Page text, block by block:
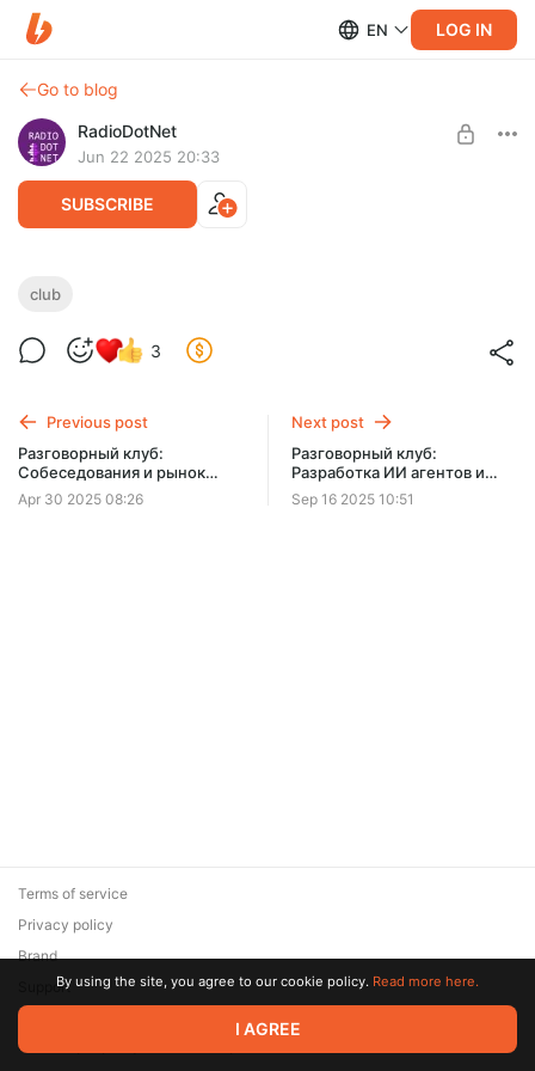
EN LOG IN
Go to blog
RadioDotNet
Jun 22 2025 20:33
SUBSCRIBE
Разговорный клуб: Возможности GitLab
Игорь Чакрыгин поделится своими знаниями по настройке
Благодарный слушатель
club
3
Previous post
Разговорный клуб:
Собеседования и рынок
.NET
Apr 30 2025 08:26
Next post
Разговорный клуб:
Разработка ИИ агентов и
RAG
Sep 16 2025 10:51
© 2026 Zaya Solutions Limited. All rights reserved. All trademarks
are the property of their respective owners.
Terms of service
Privacy policy
Brand
SupportBy using the site, you agree to our cookie policy. Read more here.
I AGREE